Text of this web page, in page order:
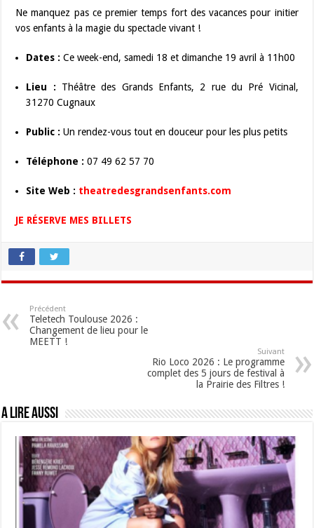
Ne manquez pas ce premier temps fort des vacances pour initier
vos enfants à la magie du spectacle vivant !
Dates : Ce week-end, samedi 18 et dimanche 19 avril à 11h00
Lieu : Théâtre des Grands Enfants, 2 rue du Pré Vicinal,
31270 Cugnaux
Public : Un rendez-vous tout en douceur pour les plus petits
Téléphone : 07 49 62 57 70
Site Web : theatredesgrandsenfants.com
JE RÉSERVE MES BILLETS
Précédent
Teletech Toulouse 2026 :
Changement de lieu pour le
MEETT !
Suivant
Rio Loco 2026 : Le programme
complet des 5 jours de festival à
la Prairie des Filtres !
A lire aussi